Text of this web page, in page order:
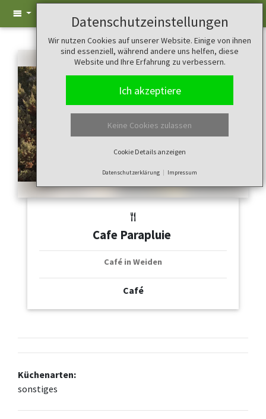
Datenschutzeinstellungen
Wir nutzen Cookies auf unserer Website. Einige von ihnen
sind essenziell, während andere uns helfen, diese
Website und Ihre Erfahrung zu verbessern.
Ich akzeptiere
Keine Cookies zulassen
Cookie Details anzeigen
Datenschutzerklärung Impressum
Cafe Parapluie
Café in Weiden
Café
Küchenarten:
sonstiges